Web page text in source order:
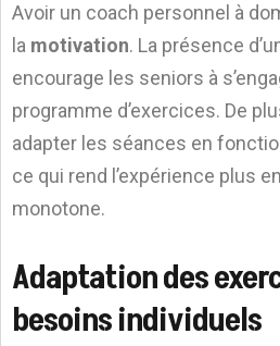
Avoir un coach personnel à
la motivation. La présence
encourage les seniors à
programme d’exercices. De
adapter les séances en
ce qui rend l’expérience plus
monotone.
Adaptation des
besoins individuels